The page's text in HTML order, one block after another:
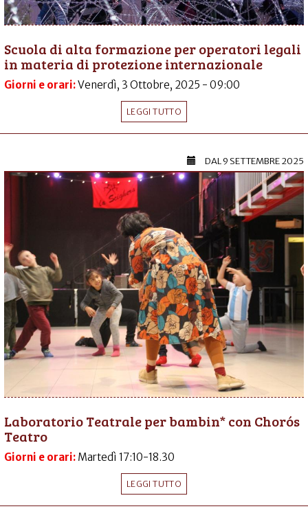
Scuola di alta formazione per operatori legali
in materia di protezione internazionale
Giorni e orari:Venerdì, 3 Ottobre, 2025 - 09:00
LEGGI TUTTO
DAL9 SETTEMBRE 2025
Laboratorio Teatrale per bambin* con Chorós
Teatro
Giorni e orari: Martedì 17:10-18.30
LEGGI TUTTO